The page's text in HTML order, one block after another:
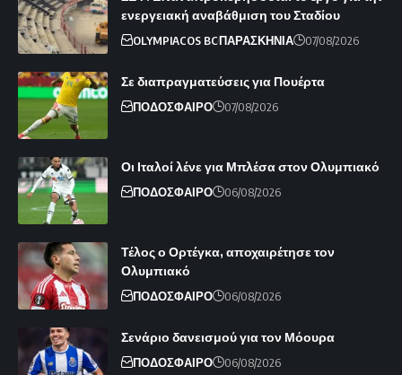
ενεργειακή αναβάθμιση του Σταδίου
OLYMPIACOS BCΠΑΡΑΣΚΗΝΙΑ 07/08/2026
Σε διαπραγματεύσεις για Πουέρτα
ΠΟΔΟΣΦΑΙΡΟ 07/08/2026
Οι Ιταλοί λένε για Μπλέσα στον Ολυμπιακό
ΠΟΔΟΣΦΑΙΡΟ 06/08/2026
Τέλος ο Ορτέγκα, αποχαιρέτησε τον
Ολυμπιακό
ΠΟΔΟΣΦΑΙΡΟ 06/08/2026
Σενάριο δανεισμού για τον Μόουρα
ΠΟΔΟΣΦΑΙΡΟ 06/08/2026